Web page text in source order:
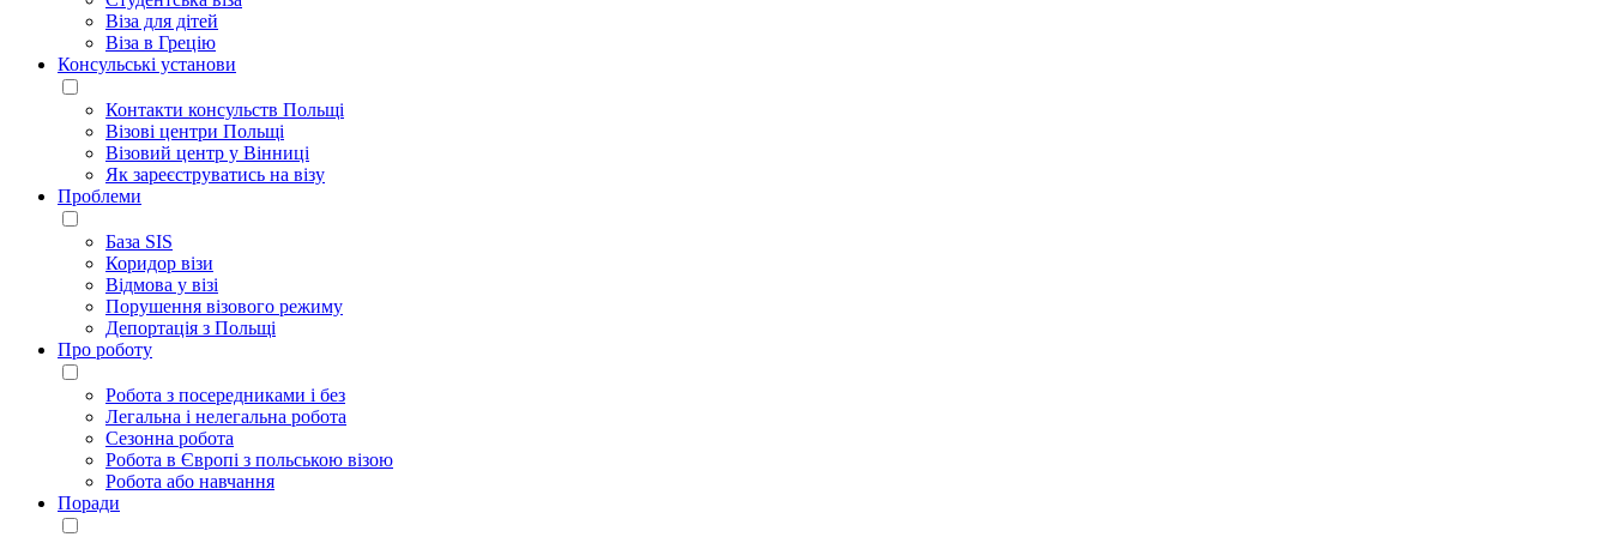
Віза для дітей
Віза в Грецію
Консульські установи
Контакти консульств Польщі
Візові центри Польщі
Візовий центр у Вінниці
Як зареєструватись на візу
Проблеми
База SIS
Коридор візи
Відмова у візі
Порушення візового режиму
Депортація з Польщі
Про роботу
Робота з посередниками і без
Легальна і нелегальна робота
Сезонна робота
Робота в Європі з польською візою
Робота або навчання
Поради